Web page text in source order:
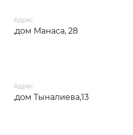
Адрес
,дом Манаса, 28
Адрес
,дом Тыналиева,13